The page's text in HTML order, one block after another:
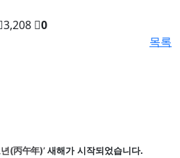
3,208
0
목록
(丙午年)’새해가 시작되었습니다.